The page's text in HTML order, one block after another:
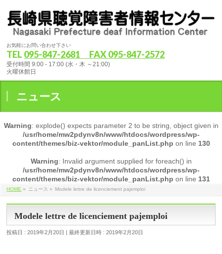
お気軽にお問い合わせ下さい
TEL 095-847-2681 FAX 095-847-2572
受付時間 9:00 - 17:00 (水・木 ～21:00)
火曜休館日
ニュース
Warning: explode() expects parameter 2 to be string, object given in
/usr/home/mw2pdynv8n/www/htdocs/wordpress/wp-
content/themes/biz-vektor/module_panList.php on line 130
Warning: Invalid argument supplied for foreach() in
/usr/home/mw2pdynv8n/www/htdocs/wordpress/wp-
content/themes/biz-vektor/module_panList.php on line 131
HOME » ニュース » Modele lettre de licenciement pajemploi
Modele lettre de licenciement pajemploi
投稿日 : 2019年2月20日 最終更新日時 : 2019年2月20日